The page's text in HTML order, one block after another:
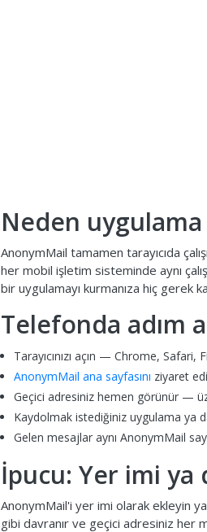
Neden
AnonymMail tamamen tarayıcıda
her mobil işletim sisteminde aynı
bir uygulamayı kurmanıza hiç gerek
Telefonda adım
Tarayıcınızı açın — Chrome, Safari,
AnonymMail ana sayfasını ziyaret
Geçici adresiniz hemen görünür —
Kaydolmak istediğiniz uygulama ya
Gelen mesajlar aynı AnonymMail
İpucu: Yer imi
AnonymMail'i yer imi olarak ekleyin
gibi davranır ve geçici adresiniz her